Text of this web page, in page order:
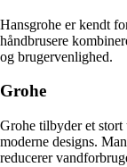
Hansgrohe er kendt
håndbrusere
og brugervenlighed.
Grohe
Grohe tilbyder et stort
moderne designs.
reducerer